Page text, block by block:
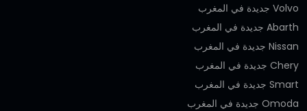
Volvo جديدة في المغرب
Abarth جديدة في المغرب
Nissan جديدة في المغرب
Chery جديدة في المغرب
Smart جديدة في المغرب
Omoda جديدة في المغرب